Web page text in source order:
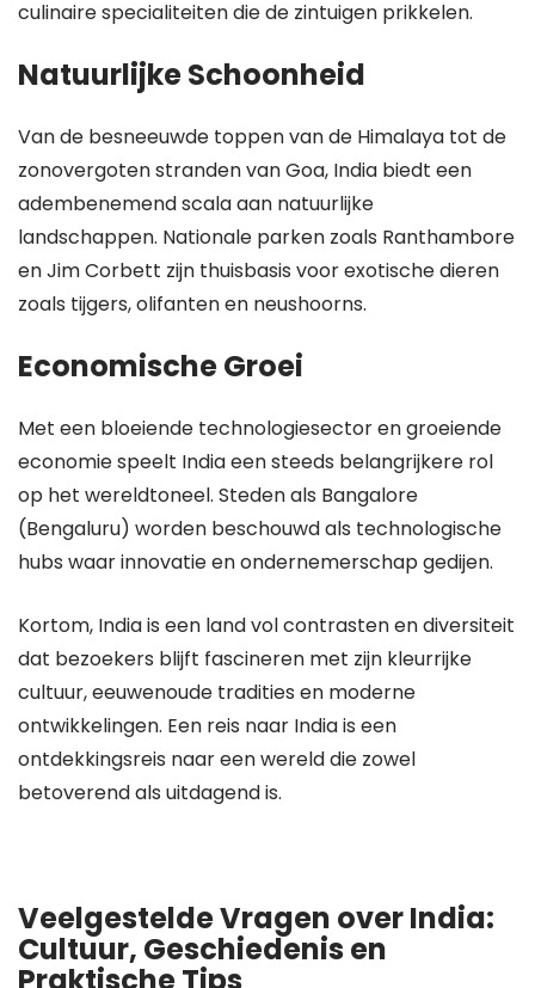
culinaire specialiteiten die de zintuigen prikkelen.
Natuurlijke Schoonheid
Van de besneeuwde toppen van de Himalaya tot de
zonovergoten stranden van Goa, India biedt een
adembenemend scala aan natuurlijke
landschappen. Nationale parken zoals Ranthambore
en Jim Corbett zijn thuisbasis voor exotische dieren
zoals tijgers, olifanten en neushoorns.
Economische Groei
Met een bloeiende technologiesector en groeiende
economie speelt India een steeds belangrijkere rol
op het wereldtoneel. Steden als Bangalore
(Bengaluru) worden beschouwd als technologische
hubs waar innovatie en ondernemerschap gedijen.
Kortom, India is een land vol contrasten en diversiteit
dat bezoekers blijft fascineren met zijn kleurrijke
cultuur, eeuwenoude tradities en moderne
ontwikkelingen. Een reis naar India is een
ontdekkingsreis naar een wereld die zowel
betoverend als uitdagend is.
Veelgestelde Vragen over India:
Cultuur, Geschiedenis en